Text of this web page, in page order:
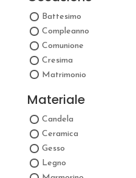
Battesimo
Compleanno
Comunione
Cresima
Matrimonio
Materiale
Candela
Ceramica
Gesso
Legno